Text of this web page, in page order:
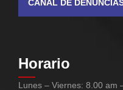
CANAL DE
Horario
Lunes – Viernes: 8.00 am